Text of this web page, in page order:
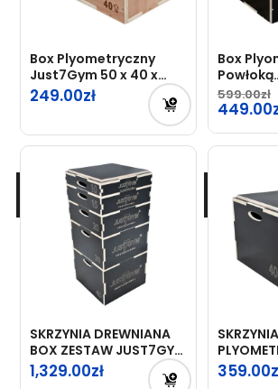
Box Plyometryczny
Just7Gym 50 x 40 x
30cm
249.00
Box
Powłoką
599.00
cena
449.00
cena
SKRZYNIA DREWNIANA
BOX ZESTAW JUST7GYM
PROFESSIONAL
1,329.00 359.00